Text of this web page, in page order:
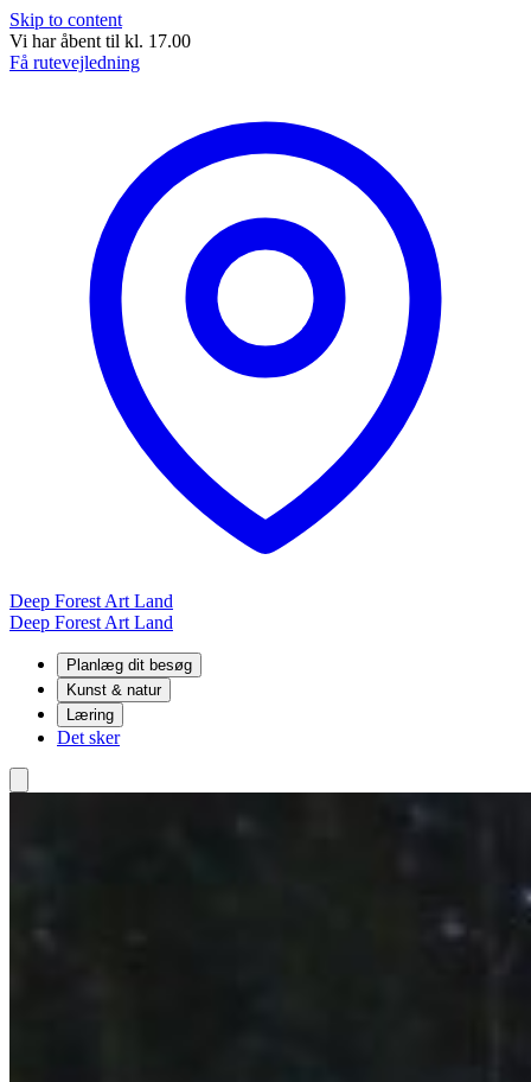
Skip to content
Vi har åbent til kl. 17.00
Få rutevejledning
Deep Forest Art Land
Deep Forest Art Land
Planlæg dit besøg
Kunst & natur
Læring
Det sker